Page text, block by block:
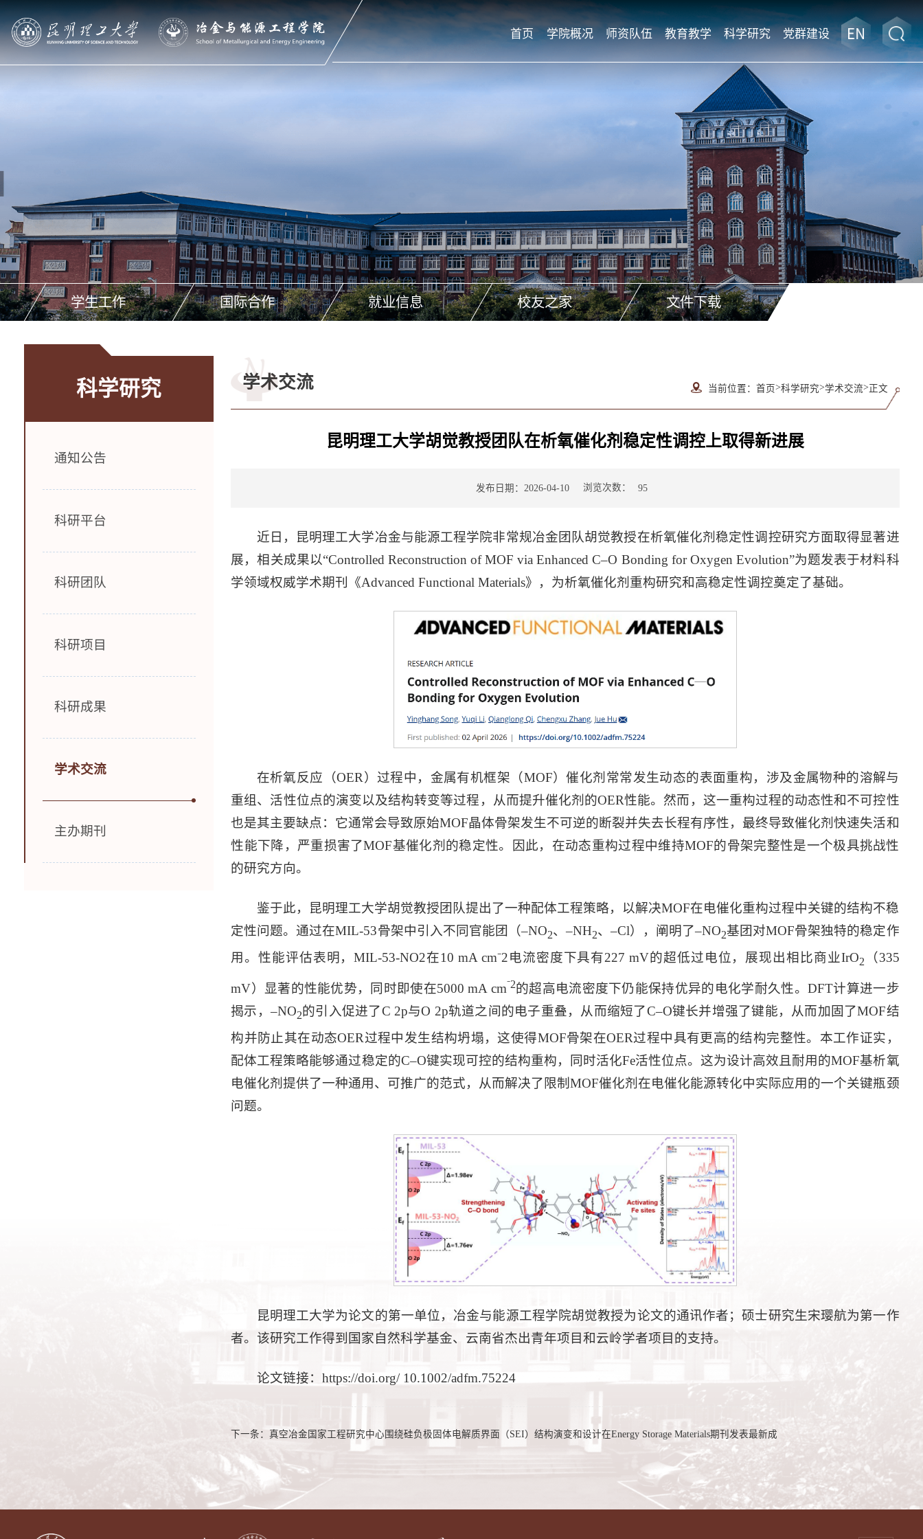
首页 学院概况 师资队伍 教育教学 科学研究 党群建设
学生工作 国际合作 就业信息 校友之家 文件下载
科学研究
通知公告
科研平台
科研团队
科研项目
科研成果
学术交流
主办期刊
学术交流 当前位置： 首页>科学研究>学术交流> 正文
昆明理工大学胡觉教授团队在析氧催化剂稳定性调控上取得新进展
发布日期：2026-04-10 浏览次数： 95
近日，昆明理工大学冶金与能源工程学院非常规冶金团队胡觉教授在析氧催化剂稳定性调控研究方面取得显著进
展，相关成果以“Controlled Reconstruction of MOF via Enhanced C–O Bonding for Oxygen Evolution”为题发表于材料科
学领域权威学术期刊《Advanced Functional Materials》，为析氧催化剂重构研究和高稳定性调控奠定了基础。
在析氧反应（OER）过程中，金属有机框架（MOF）催化剂常常发生动态的表面重构，涉及金属物种的溶解与
重组、活性位点的演变以及结构转变等过程，从而提升催化剂的OER性能。然而，这一重构过程的动态性和不可控性
也是其主要缺点：它通常会导致原始MOF晶体骨架发生不可逆的断裂并失去长程有序性，最终导致催化剂快速失活和
性能下降，严重损害了MOF基催化剂的稳定性。因此，在动态重构过程中维持MOF的骨架完整性是一个极具挑战性
的研究方向。
鉴于此，昆明理工大学胡觉教授团队提出了一种配体工程策略，以解决MOF在电催化重构过程中关键的结构不稳
定性问题。通过在MIL-53骨架中引入不同官能团（–NO2、–NH2、–Cl），阐明了–NO2基团对MOF骨架独特的稳定作
用。性能评估表明，MIL-53-NO2在10 mA cm⁻2电流密度下具有227 mV的超低过电位，展现出相比商业IrO2 （335
mV）显著的性能优势，同时即使在5000 mA cm⁻2的超高电流密度下仍能保持优异的电化学耐久性。DFT计算进一步
揭示，–NO2的引入促进了C 2p与O 2p轨道之间的电子重叠，从而缩短了C–O键长并增强了键能，从而加固了MOF结
构并防止其在动态OER过程中发生结构坍塌，这使得MOF骨架在OER过程中具有更高的结构完整性。本工作证实，
配体工程策略能够通过稳定的C–O键实现可控的结构重构，同时活化Fe活性位点。这为设计高效且耐用的MOF基析氧
电催化剂提供了一种通用、可推广的范式，从而解决了限制MOF催化剂在电催化能源转化中实际应用的一个关键瓶颈
问题。
昆明理工大学为论文的第一单位，冶金与能源工程学院胡觉教授为论文的通讯作者；硕士研究生宋璎航为第一作
者。该研究工作得到国家自然科学基金、云南省杰出青年项目和云岭学者项目的支持。
论文链接：https://doi.org/ 10.1002/adfm.75224
下一条：真空冶金国家工程研究中心围绕硅负极固体电解质界面（SEI）结构演变和设计在Energy Storage Materials期刊发表最新成